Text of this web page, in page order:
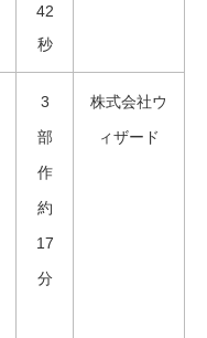
42
秒
3
部
作
約
17
分
株式会社ウ
ィザード